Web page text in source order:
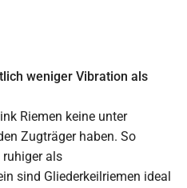
weniger Vibration als
Riemen keine unter
Zugträger haben. So
ruhiger als
sind Gliederkeilriemen ideal